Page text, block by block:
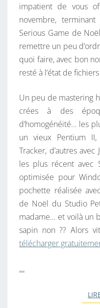
impatient de vous
novembre,
Serious Game de
remettre un peu
quoi faire, avec bon
resté à l’état de
Un peu de mastering
crées à des
d’homogénéité… les
un vieux Pentium
Tracker, d’autres
les plus récent avec
optimisée pour
pochette réalisée
de Noël du Studio
madame… et voilà un
sapin non ?? Alors
télécharger
…